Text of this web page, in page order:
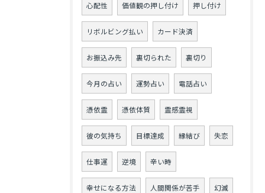
心配性 価値観の押し付け 押し付け
リボルビング払い カード決済
お振込み先 裏切られた 裏切り
今月の占い 運勢占い 電話占い
憑依霊 憑依体質 霊感霊視
彼の気持ち 目標達成 縁結び 失恋
仕事運 逆境 辛い時
幸せになる方法 人間関係が苦手 幻滅